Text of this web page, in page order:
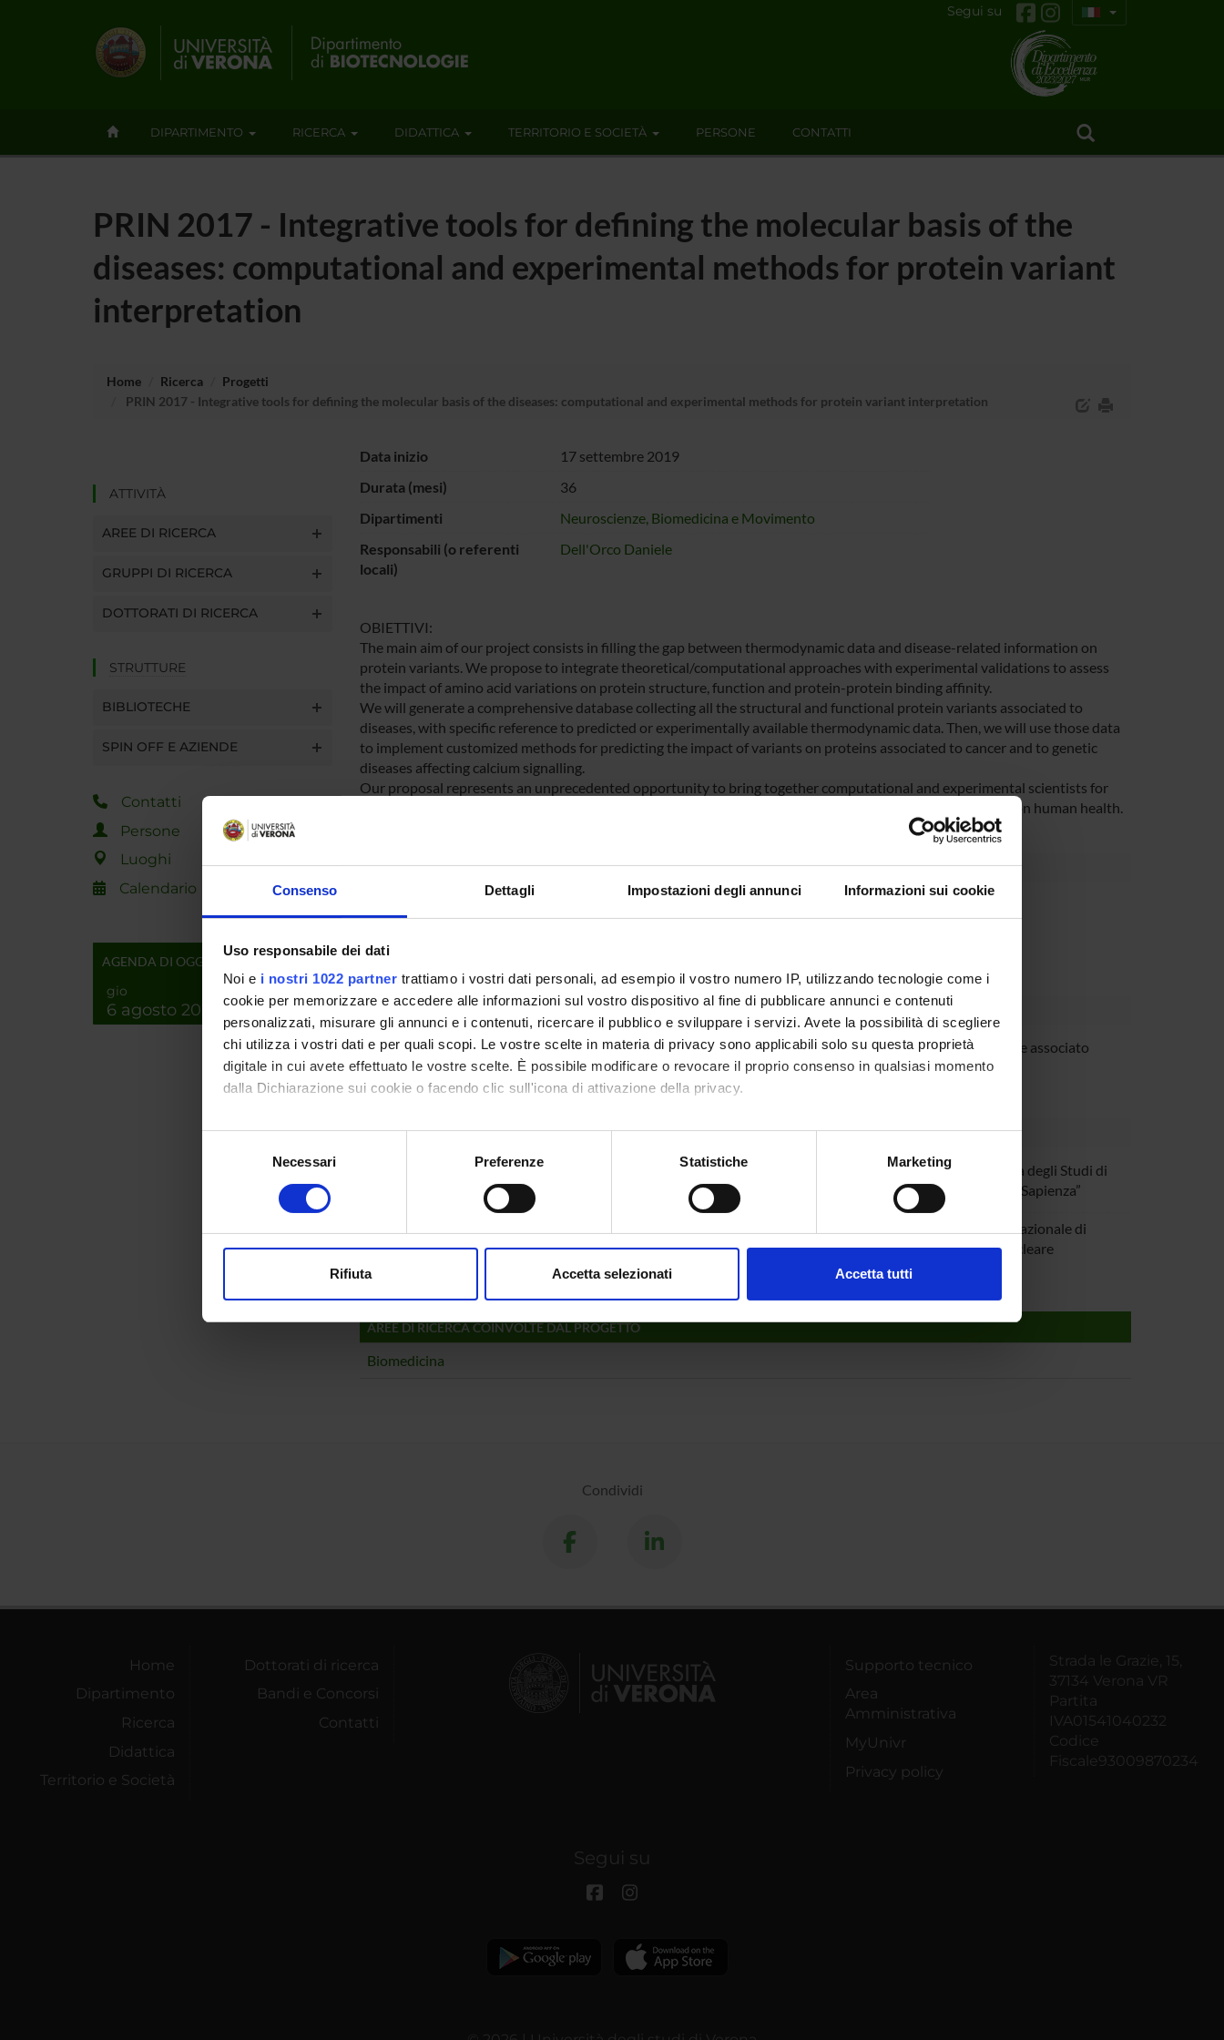
Consenso Dettagli Impostazioni degli annunci Informazioni sui cookie
Uso responsabile dei dati
Noi e i nostri 1022 partner trattiamo i vostri dati personali, ad esempio il vostro numero IP, utilizzando tecnologie come i
cookie per memorizzare e accedere alle informazioni sul vostro dispositivo al fine di pubblicare annunci e contenuti
personalizzati, misurare gli annunci e i contenuti, ricercare il pubblico e sviluppare i servizi. Avete la possibilità di scegliere
chi utilizza i vostri dati e per quali scopi. Le vostre scelte in materia di privacy sono applicabili solo su questa proprietà
digitale in cui avete effettuato le vostre scelte. È possibile modificare o revocare il proprio consenso in qualsiasi momento
dalla Dichiarazione sui cookie o facendo clic sull'icona di attivazione della privacy.
Con il tuo consenso, vorremmo anche:
raccogliere informazioni sulla tua posizione geografica, con un'approssimazione di qualche metro,
digitali).
modificare o ritirare il tuo consenso in qualsiasi momento dalla Dichiarazione sui cookie.
di analisi dei dati web, pubblicità e social media, i quali potrebbero combinarle con altre informazioni che hai fornito loro o
che hanno raccolto dal tuo utilizzo dei loro servizi.
Necessari Preferenze Statistiche Marketing
Rifiuta Accetta selezionati Accetta tutti
Segui su
DIPARTIMENTO RICERCA DIDATTICA TERRITORIO E SOCIETÀ PERSONE CONTATTI
PRIN 2017 - Integrative tools for defining the molecular basis of the
diseases: computational and experimental methods for protein variant
interpretation
Home Ricerca
Progetti
PRIN 2017 - Integrative tools for defining the molecular basis of the diseases: computational and experimental methods for protein variant interpretation
ATTIVITÀ
AREE DI RICERCA
GRUPPI DI RICERCA
DOTTORATI DI RICERCA
STRUTTURE
BIBLIOTECHE
SPIN OFF E AZIENDE
Contatti
Persone
Luoghi
Calendario
AGENDA DI OGGI
gio
6 agosto 2026
Data inizio
17 settembre 2019
Durata (mesi)
36
Dipartimenti
Neuroscienze, Biomedicina e Movimento
Responsabili (o referenti
locali)
Dell'Orco Daniele
OBIETTIVI:
The main aim of our project consists in filling the gap between thermodynamic data and disease-related information on
protein variants. We propose to integrate theoretical/computational approaches with experimental validations to assess
the impact of amino acid variations on protein structure, function and protein-protein binding affinity.
We will generate a comprehensive database collecting all the structural and functional protein variants associated to
diseases, with specific reference to predicted or experimentally available thermodynamic data. Then, we will use those data
to implement customized methods for predicting the impact of variants on proteins associated to cancer and to genetic
diseases affecting calcium signalling.
Our proposal represents an unprecedented opportunity to bring together computational and experimental scientists for
creating a consortium able at characterizing the effect of genetic variants at protein level and their impact on human health.
ENTI FINANZIATORI:
Programma:JOINT PROJECTS
PARTECIPANTI AL PROGETTO
Daniele Dell'Orco Professore associato Mariapina D'Onofrio Professore associato
COLLABORATORI ESTERNI
Università degli Studi di
Bologna
Università degli Studi di
Roma “La Sapienza”
Istituto Nazionale di
Fisica Nucleare
AREE DI RICERCA COINVOLTE DAL PROGETTO
Biomedicina
Condividi
Home
Dipartimento
Ricerca
Didattica
Territorio e Società
Dottorati di ricerca
Bandi e Concorsi
Contatti
Supporto tecnico
Area
Amministrativa
MyUnivr
Privacy policy
Strada le Grazie, 15,
37134 Verona VR
Partita
IVA01541040232
Codice
Fiscale93009870234
Segui su